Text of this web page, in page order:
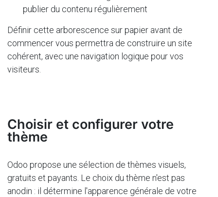
publier du contenu régulièrement
Définir cette arborescence sur papier avant de
commencer vous permettra de construire un site
cohérent, avec une navigation logique pour vos
visiteurs.
Choisir et configurer votre
thème
Odoo propose une sélection de thèmes visuels,
gratuits et payants. Le choix du thème n'est pas
anodin : il détermine l'apparence générale de votre